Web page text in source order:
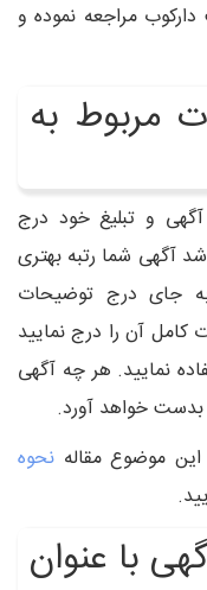
مراجعه نموده و
مربوط به
و تبلیغ خود درج
آگهی شما رتبه بهتری
جای درج توضیحات
آن را درج نمایید
نمایید. هر چه آگهی
بدست خواهد آورد.
این موضوع مقاله نحوه
با عنوان